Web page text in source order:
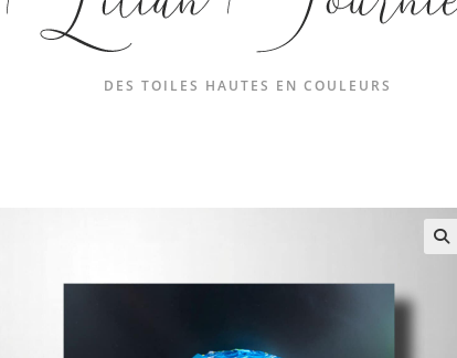
DES TOILES HAUTES EN COULEURS